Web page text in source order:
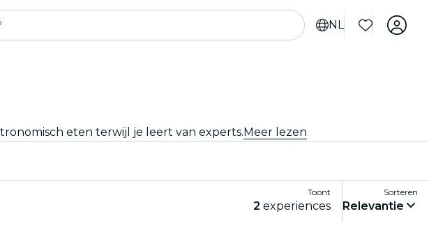
NL
eten terwijl je leert van experts.Meer lezen
Toont
2 experiences
Sorteren
Relevantie